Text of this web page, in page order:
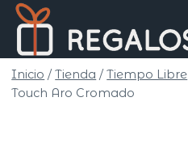
Saltar
contenido
Inicio / Tienda / Tiempo Libre
Touch Aro Cromado